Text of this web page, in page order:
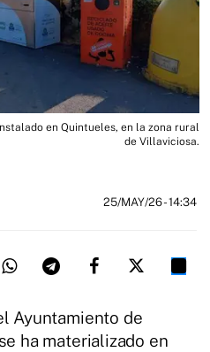
en Quintueles, en la zona rural
de Villaviciosa.
25/MAY/26- 14:34
Ayuntamiento de
ha materializado en